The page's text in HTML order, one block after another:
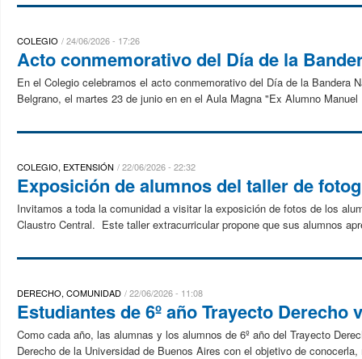
COLEGIO 24/06/2026 - 17:26
Acto conmemorativo del Día de la
En el Colegio celebramos el acto conmemorativo del Día de la Bandera
Belgrano, el martes 23 de junio en en el Aula Magna "Ex Alumno
COLEGIO, EXTENSIÓN 22/06/2026 - 22:32
Exposición de alumnos del taller de
Invitamos a toda la comunidad a visitar la exposición de fotos de los
Claustro Central. Este taller extracurricular propone que sus alumnos
DERECHO, COMUNIDAD 22/06/2026 - 11:08
Estudiantes de 6º año Trayecto Derecho
Como cada año, las alumnas y los alumnos de 6º año del Trayecto
Derecho de la Universidad de Buenos Aires con el objetivo de